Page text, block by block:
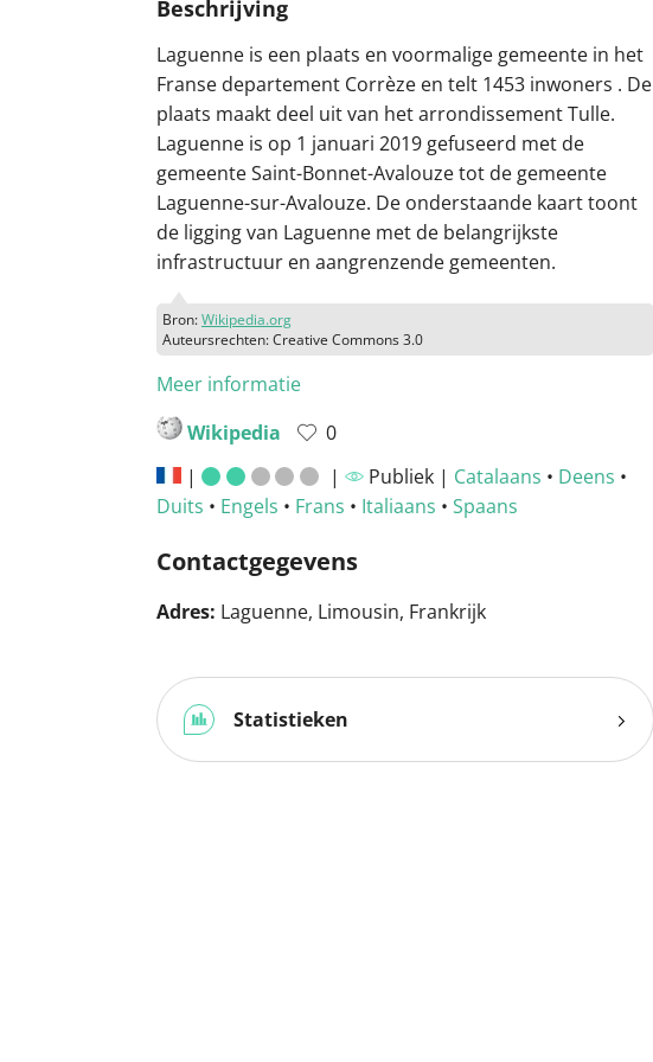
Beschrijving
Laguenne is een plaats en voormalige gemeente in het
Franse departement Corrèze en telt 1453 inwoners . De
plaats maakt deel uit van het arrondissement Tulle.
Laguenne is op 1 januari 2019 gefuseerd met de
gemeente Saint-Bonnet-Avalouze tot de gemeente
Laguenne-sur-Avalouze. De onderstaande kaart toont
de ligging van Laguenne met de belangrijkste
infrastructuur en aangrenzende gemeenten.
Bron:Wikipedia.org
Auteursrechten: Creative Commons 3.0
Meer informatie
Wikipedia
0
|
| Publiek | Catalaans • Deens •
Duits • Engels • Frans • Italiaans • Spaans
Contactgegevens
Adres: Laguenne, Limousin, Frankrijk
Statistieken